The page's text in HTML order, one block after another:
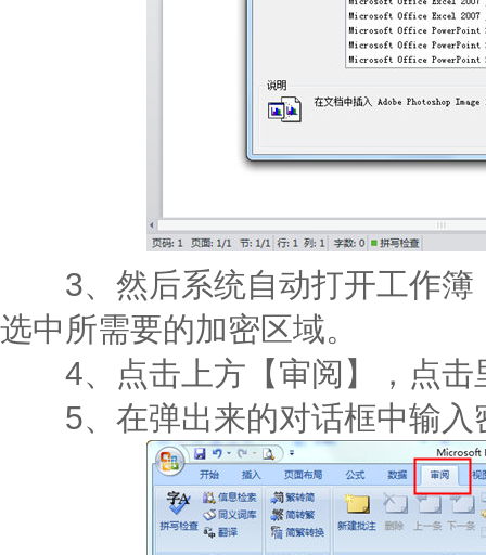
3、然后系统自动打开工作簿
选中所需要的加密区域。
4、点击上方【审阅】，点击
5、在弹出来的对话框中输入